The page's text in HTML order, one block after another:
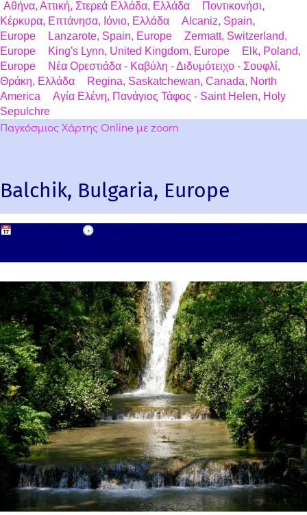
Αθήνα, Αττική, Στερεά Ελλάδα, Ελλάδα
Ποντικονήσι,
Κέρκυρα, Επτάνησα, Ιόνιο, Ελλάδα
Alcaniz, Spain,
Europe
Lanzarote, Spain, Europe
Zermatt, Switzerland,
Europe
King's Lynn, United Kingdom, Europe
Elk, Poland,
Europe
Νέα Ορεστιάδα - Καβύλη - Διδυμότειχο - Σουφλί,
Θράκη, Ελλάδα
Regina, Saskatchewan, Canada, North
America
Αγία Ελένη, Πανάγιος Τάφος - Saint Helen, Holy
Sepulchre
Παγκόσμιος Χάρτης Online με zoom
Balchik, Bulgaria, Europe
📅 🕟